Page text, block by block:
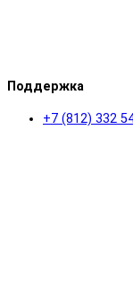
Поддержка
+7 (812) 332